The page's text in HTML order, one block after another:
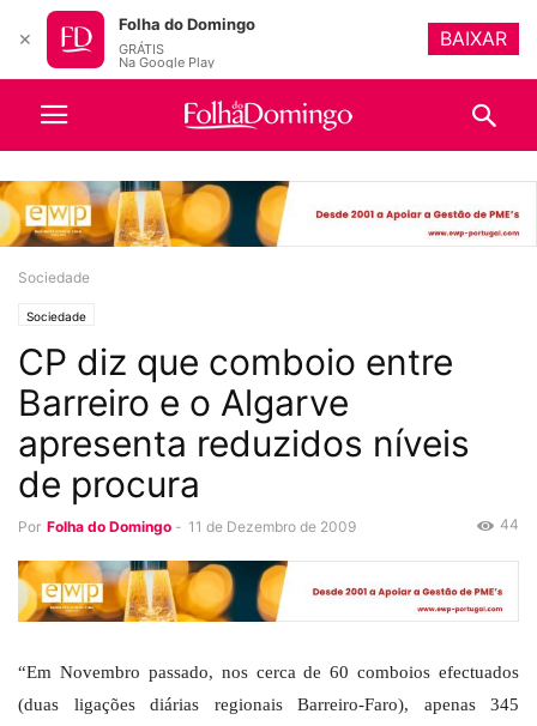
Sociedade
Sociedade
CP diz que comboio entre
Barreiro e o Algarve
apresenta reduzidos níveis
de procura
Por Folha do Domingo - 11 de Dezembro de 2009 44
“Em Novembro passado, nos cerca de 60 comboios efectuados
(duas ligações diárias regionais Barreiro-Faro), apenas 345
✕
Folha do Domingo
GRÁTIS
Na Google Play
BAIXAR